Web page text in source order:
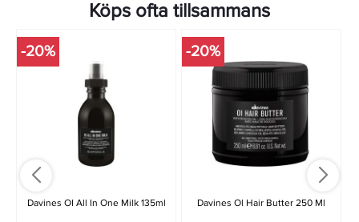
Köps ofta tillsammans
-20%
Davines OI All In One Milk 135ml
-20%
Davines Ol Hair Butter 250 Ml